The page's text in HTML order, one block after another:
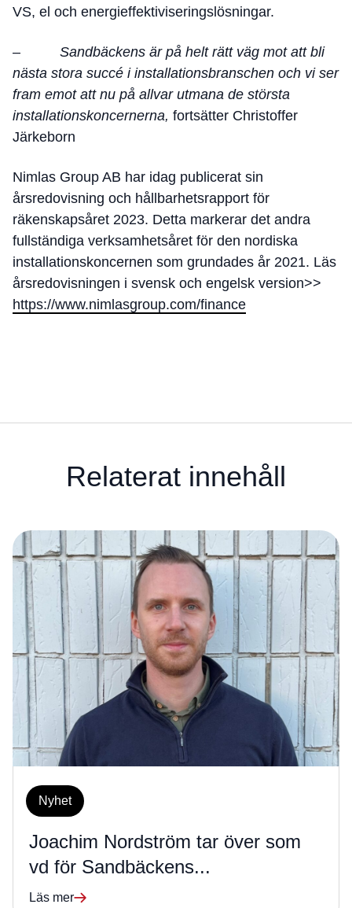
VS, el och energieffektiviseringslösningar.
– Sandbäckens är på helt rätt väg mot att bli
nästa stora succé i installationsbranschen och vi ser
fram emot att nu på allvar utmana de största
installationskoncernerna, fortsätter Christoffer
Järkeborn
Nimlas Group AB har idag publicerat sin
årsredovisning och hållbarhetsrapport för
räkenskapsåret 2023. Detta markerar det andra
fullständiga verksamhetsåret för den nordiska
installationskoncernen som grundades år 2021. Läs
årsredovisningen i svensk och engelsk version>>
https://www.nimlasgroup.com/finance
Relaterat innehåll
Nyhet
Joachim Nordström tar över som
vd för Sandbäckens...
Läs mer